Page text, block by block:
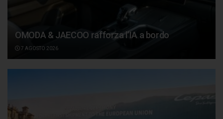
OMODA & JAECOO rafforza l’IA a bordo
7 AGOSTO 2026